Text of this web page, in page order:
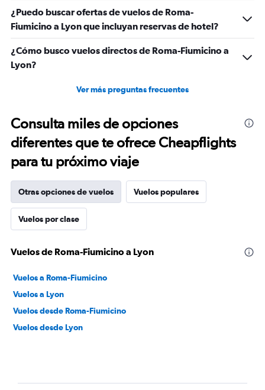
1.2.
¿Puedo buscar ofertas de vuelos de Roma-
Fiumicino a Lyon que incluyan reservas de hotel?
¿Cómo busco vuelos directos de Roma-Fiumicino a
Lyon?
Ver más preguntas frecuentes
Consulta miles de opciones
diferentes que te ofrece Cheapflights
para tu próximo viaje
Otras opciones de vuelos Vuelos populares
Vuelos por clase
Vuelos de Roma-Fiumicino a Lyon
Vuelos a Roma-Fiumicino
Vuelos a Lyon
Vuelos desde Roma-Fiumicino
Vuelos desde Lyon